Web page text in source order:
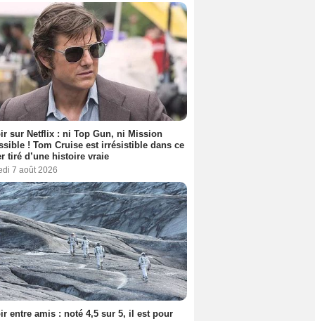
sur Netflix : ni Top Gun, ni Mission
! Tom Cruise est irrésistible dans ce
tiré d’une histoire vraie
7 août 2026
entre amis : noté 4,5 sur 5, il est pour